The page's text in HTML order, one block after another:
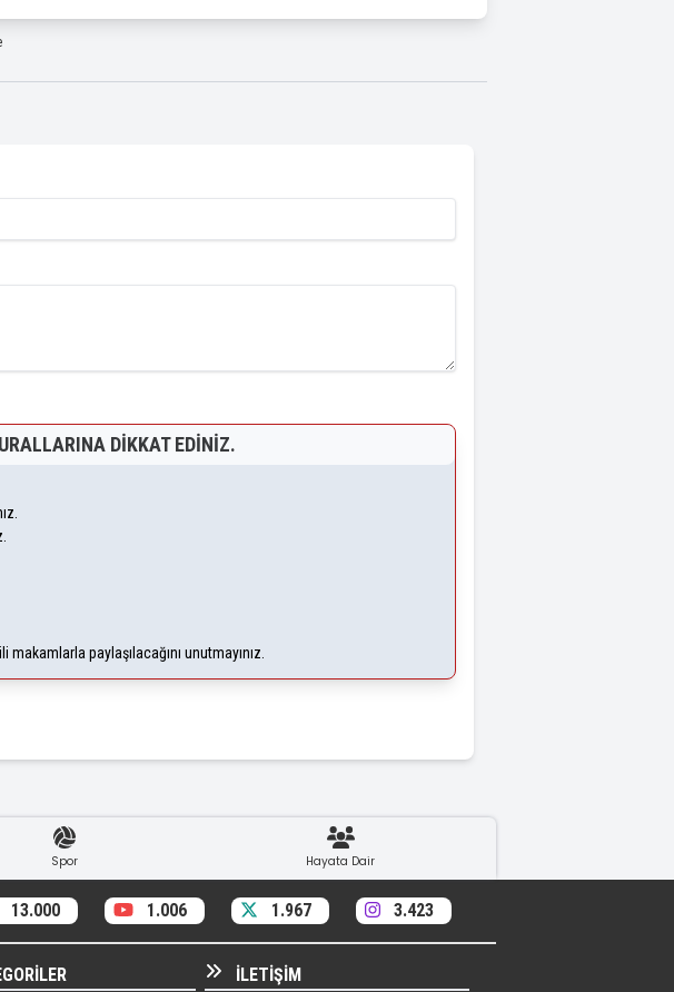
DIKKAT EDINIZ.
paylaşılacağını unutmayınız.
Spor Hayata Dair
13.000 1.006 1.967 3.423
İLETIŞIM